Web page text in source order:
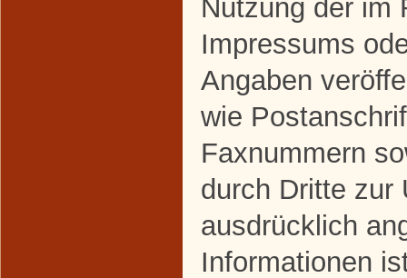
Nutzung der im
Impressums
Angaben
wie
Faxnummern
durch Dritte zur
ausdrücklich
Informationen